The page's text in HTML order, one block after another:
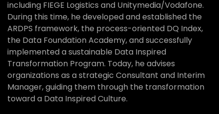
including FIEGE Logistics and Unitymedia/Vodafone.
During this time, he developed and established the
ARDPS framework, the process-oriented DQ Index,
the Data Foundation Academy, and successfully
implemented a sustainable Data Inspired
Transformation Program. Today, he advises
organizations as a strategic Consultant and Interim
Manager, guiding them through the transformation
toward a Data Inspired Culture.